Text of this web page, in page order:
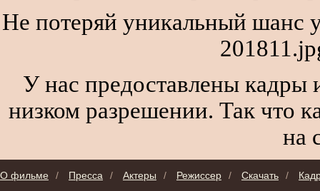
Не потеряй уникальный шанс
У нас предоставлены кадры
низком разрешении. Так что
на
О фильме / Пресса / Актеры / Режиссер / Скачать /